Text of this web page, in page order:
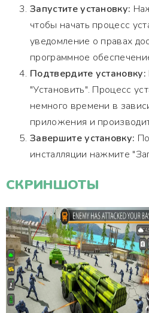
Запустите установку:
чтобы начать процесс
уведомление о правах
программное
Подтвердите установку:
"Установить". Процесс
немного времени в
приложения и
Завершите установку:
инсталляции нажмите
СКРИНШОТЫ